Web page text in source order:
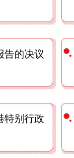
告的决议
特别行政